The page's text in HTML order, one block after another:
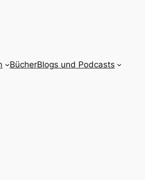
BücherBlogs und Podcasts